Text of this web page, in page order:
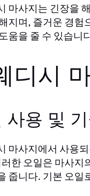
마사지는 긴장을
지며, 즐거운 경험
움을 줄 수 있습니
디시
사용 및
마사지에서 사용
한 오일은 마사지
줍니다. 기본 오일